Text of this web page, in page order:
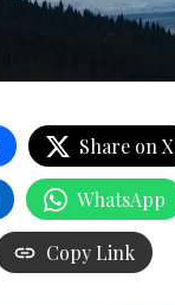
Share on X
WhatsApp
Copy Link